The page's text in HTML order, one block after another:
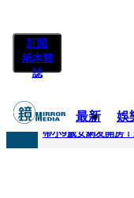
訂閱
紙本雜
誌
最新 娛
快訊